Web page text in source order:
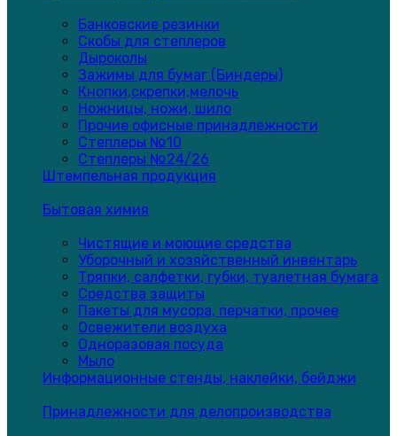
Банковские резинки
Скобы для степлеров
Дыроколы
Зажимы для бумаг (Биндеры)
Кнопки,скрепки,мелочь
Ножницы, ножи, шило
Прочие офисные принадлежности
Степлеры №10
Степлеры №24/26
Штемпельная продукция
Бытовая химия
Чистящие и моющие средства
Уборочный и хозяйственный инвентарь
Тряпки, салфетки, губки, туалетная бумага
Средства защиты
Пакеты для мусора, перчатки, прочее
Освежители воздуха
Одноразовая посуда
Мыло
Информационные стенды, наклейки, бейджи
Принадлежности для делопроизводства